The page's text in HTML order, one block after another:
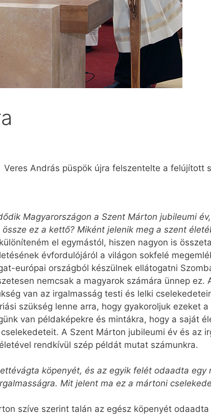
Veres András püspök újra felszentelte a felújított
Magyarországon a Szent Márton jubileumi
ez a kettő? Miként jelenik meg a szent
el egymástól, hiszen nagyon is
évfordulójáról a világon sokfelé
európai országból készülnek ellátogatni
nemcsak a magyarok számára ünnep ez.
van az irgalmasság testi és lelki
szükség lenne arra, hogy gyakoroljuk ezeket
van példaképekre és mintákra, hogy a saját
A Szent Márton jubileumi év és az
rendkívül szép példát mutat számunkra.
köpenyét, és az egyik felét odaadta egy
Mit jelent ma ez a mártoni
szíve szerint talán az egész köpenyét